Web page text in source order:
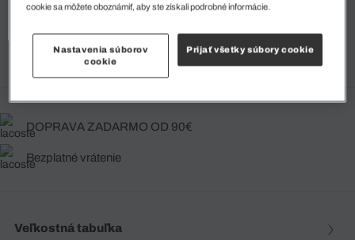
Vybraná veľkosť
7 - L/XL
3 produkt
DOPRAVA ZADARMO OD 90€
Bezplatné vrátenie
Veľkostná tabuľka
cookie sa môžete oboznámiť, aby ste získali podrobné informácie.
Nastavenia súborov
cookie
Prijať všetky súbory cookie